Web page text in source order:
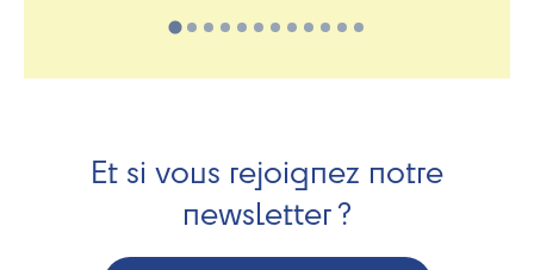
Et si vous rejoignez notre
newsletter ?